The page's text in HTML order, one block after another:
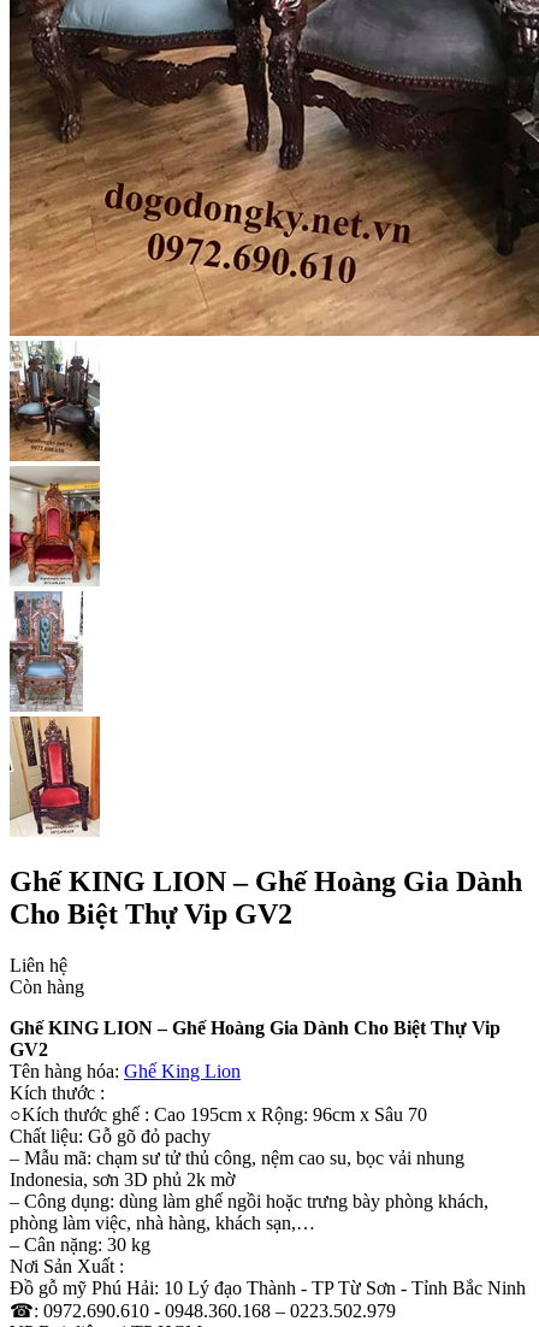
Ghế KING LION – Ghế Hoàng Gia Dành
Cho Biệt Thự Vip GV2
Liên hệ
Còn hàng
Ghế KING LION – Ghế Hoàng Gia Dành Cho Biệt Thự Vip
GV2
Tên hàng hóa: Ghế King Lion
Kích thước :
○Kích thước ghế : Cao 195cm x Rộng: 96cm x Sâu 70
Chất liệu: Gỗ gõ đỏ pachy
– Mẫu mã: chạm sư tử thủ công, nệm cao su, bọc vải nhung
Indonesia, sơn 3D phủ 2k mờ
– Công dụng: dùng làm ghế ngồi hoặc trưng bày phòng khách,
phòng làm việc, nhà hàng, khách sạn,…
– Cân nặng: 30 kg
Nơi Sản Xuất :
Đồ gỗ mỹ Phú Hải: 10 Lý đạo Thành - TP Từ Sơn - Tỉnh Bắc Ninh
☎: 0972.690.610 - 0948.360.168 – 0223.502.979